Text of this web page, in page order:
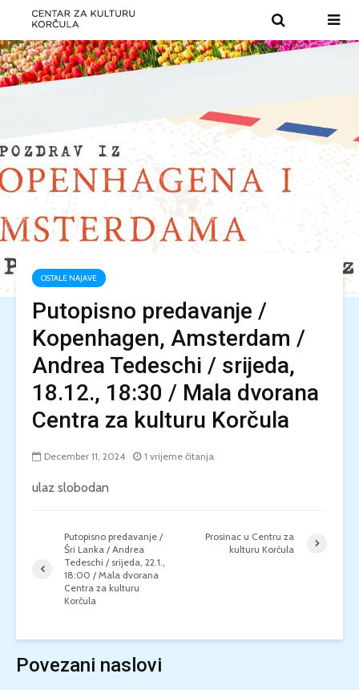
OSTALE NAJAVE
Putopisno predavanje /
Kopenhagen, Amsterdam /
Andrea Tedeschi / srijeda,
18.12., 18:30 / Mala dvorana
Centra za kulturu Korčula
December 11, 2024 1 vrijeme čitanja
ulaz slobodan
Putopisno predavanje /
Šri Lanka / Andrea
Tedeschi / srijeda, 22.1.,
18:00 / Mala dvorana
Centra za kulturu
Korčula
Prosinac u Centru za
kulturu Korčula
Povezani naslovi